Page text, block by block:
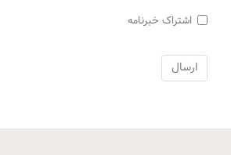
اشتراک خبرنامه